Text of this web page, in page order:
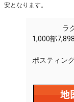
安となります。
ラ
1,000部
ポスティン